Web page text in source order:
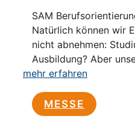
SAM
Natürlich können wir
nicht abnehmen:
Ausbildung? Aber
mehr erfahren
MESSE